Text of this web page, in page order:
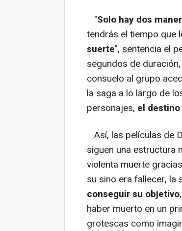
"Solo hay dos
tendrás el tiempo que
suerte", sentencia el
segundos de
consuelo al grupo
la saga a lo largo de
personajes, el
Así, las películas de
siguen una estructura
violenta muerte
su sino era fallecer, la
conseguir su objetivo
haber muerto en un
grotescas como